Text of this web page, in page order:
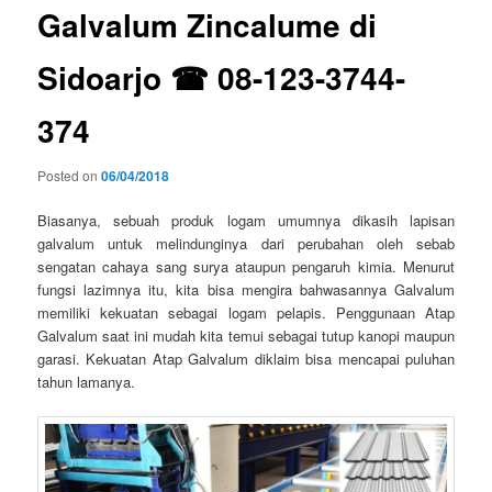
Galvalum Zincalume di
Sidoarjo ☎ 08-123-3744-
374
Posted on06/04/2018
Biasanya, sebuah produk logam umumnya dikasih lapisan
galvalum untuk melindunginya dari perubahan oleh sebab
sengatan cahaya sang surya ataupun pengaruh kimia. Menurut
fungsi lazimnya itu, kita bisa mengira bahwasannya Galvalum
memiliki kekuatan sebagai logam pelapis. Penggunaan Atap
Galvalum saat ini mudah kita temui sebagai tutup kanopi maupun
garasi. Kekuatan Atap Galvalum diklaim bisa mencapai puluhan
tahun lamanya.